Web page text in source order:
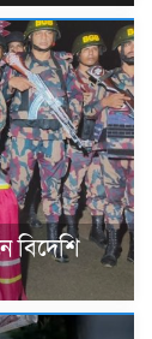
বিদেশি